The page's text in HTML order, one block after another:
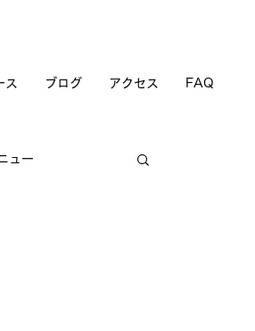
ス ブログ アクセス FAQ
ュー